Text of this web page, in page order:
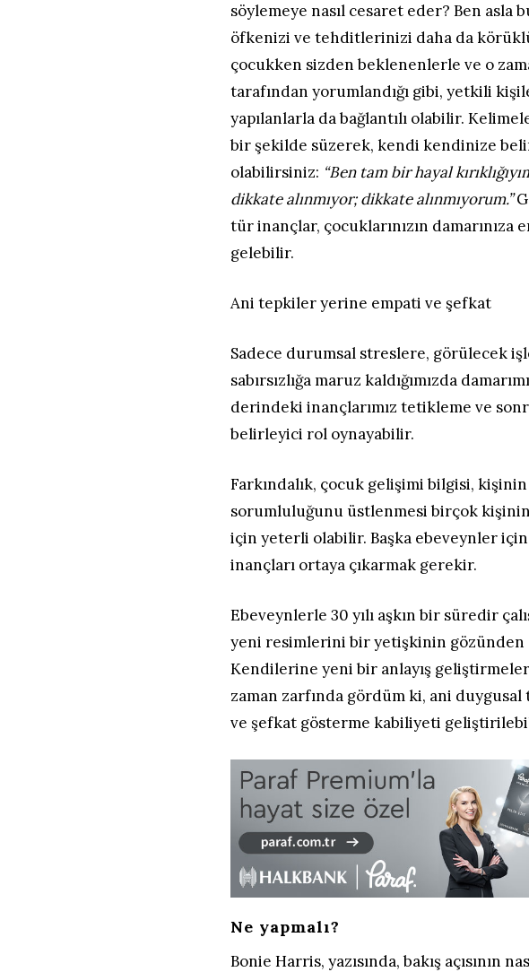
söylemeye nasıl cesaret eder? Ben asla
öfkenizi ve tehditlerinizi daha da
çocukken sizden beklenenlerle ve o
tarafından yorumlandığı gibi, yetkili
yapılanlarla da bağlantılı olabilir.
bir şekilde süzerek, kendi kendinize
olabilirsiniz: “Ben tam bir hayal
dikkate alınmıyor; dikkate alınmıyorum.”
tür inançlar, çocuklarınızın damarınıza
gelebilir.
Ani tepkiler yerine empati ve şefkat
Sadece durumsal streslere, görülecek
sabırsızlığa maruz kaldığımızda
derindeki inançlarımız tetikleme ve
belirleyici rol oynayabilir.
Farkındalık, çocuk gelişimi bilgisi,
sorumluluğunu üstlenmesi birçok kişinin
için yeterli olabilir. Başka ebeveynler için
inançları ortaya çıkarmak gerekir.
Ebeveynlerle 30 yılı aşkın bir süredir
yeni resimlerini bir yetişkinin gözünden
Kendilerine yeni bir anlayış
zaman zarfında gördüm ki, ani
ve şefkat gösterme kabiliyeti
Ne yapmalı?
Bonie Harris, yazısında, bakış açısının